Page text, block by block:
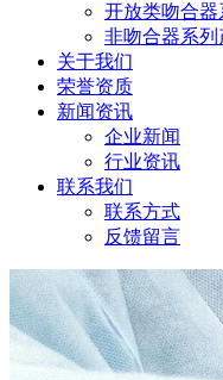
开放类吻合器
非吻合器系列
关于我们
荣誉资质
新闻资讯
企业新闻
行业资讯
联系我们
联系方式
反馈留言